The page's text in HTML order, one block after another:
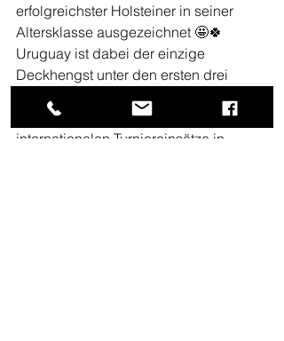
erfolgreichster Holsteiner in seiner
Altersklasse ausgezeichnet 🤩🍀
Uruguay ist dabei der einzige
Deckhengst unter den ersten drei
Wir freuen uns auf die seine ersten
internationalen Turniereinsätze in